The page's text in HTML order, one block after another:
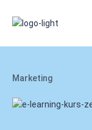
Marketing